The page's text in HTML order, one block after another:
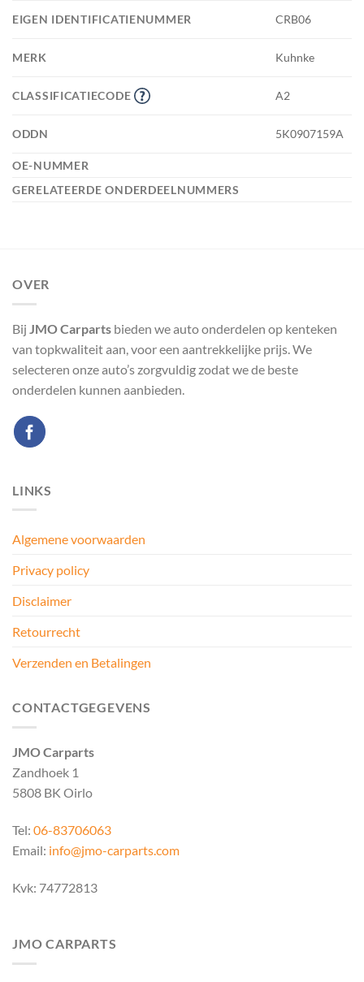
EIGEN IDENTIFICATIENUMMER CRB06
MERK Kuhnke
CLASSIFICATIECODE A2
ODDN 5K0907159A
OE-NUMMER
GERELATEERDE ONDERDEELNUMMERS
OVER
Bij JMO Carparts bieden we auto onderdelen op kenteken
van topkwaliteit aan, voor een aantrekkelijke prijs. We
selecteren onze auto’s zorgvuldig zodat we de beste
onderdelen kunnen aanbieden.
LINKS
Algemene voorwaarden
Privacy policy
Disclaimer
Retourrecht
Verzenden en Betalingen
CONTACTGEGEVENS
JMO Carparts
Zandhoek 1
5808 BK Oirlo
Tel: 06-83706063
Email: info@jmo-carparts.com
Kvk: 74772813
JMO CARPARTS